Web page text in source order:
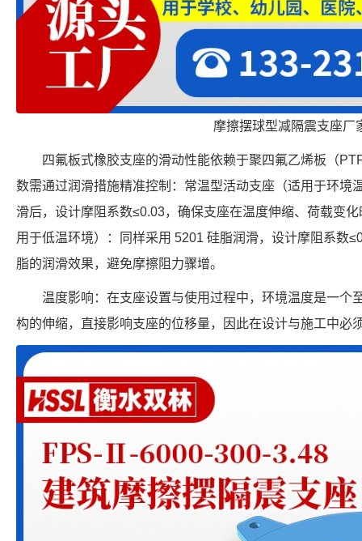
摩擦摆球型减隔震支座厂
四氟板式橡胶支座的滑动性能依赖于聚四氟乙烯板（
数需通过润滑措施精准控制：常温型活动支座（适用于环
滑后，设计摩阻系数≤0.03，确保支座在温度伸缩、荷载变
用于低温环境）：同样采用 5201 硅脂润滑，设计摩阻系数
脂的润滑效果，避免摩擦阻力骤增。
温度影响：在支座设置与使用过程中，环境温度是一个
构的伸缩，直接影响支座的位移量，因此在设计与施工中必